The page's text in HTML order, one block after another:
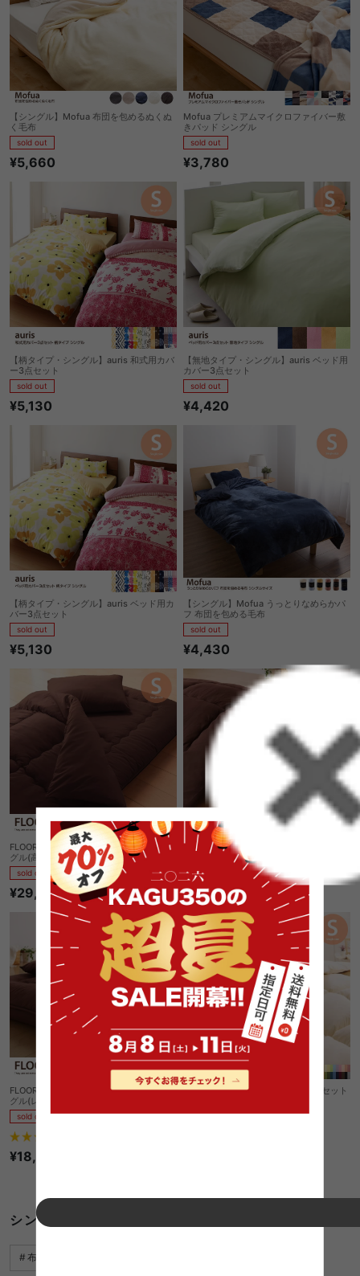
【シングル】Mofua 布団を包めるぬくぬ
く毛布
sold out
¥5,660
Mofua プレミアムマイクロファイバー敷
きパッド シングル
sold out
¥3,780
【柄タイプ・シングル】auris 和式用カバ
ー3点セット
sold out
¥5,130
【無地タイプ・シングル】auris ベッド用
カバー3点セット
sold out
¥4,420
【柄タイプ・シングル】auris ベッド用カ
バー3点セット
sold out
¥5,130
【シングル】Mofua うっとりなめらかパ
フ 布団を包める毛布
sold out
¥4,430
FLOOR ボリューム敷布団6点セット シン
グル(高反発タイプ)
sold out
¥29,030
FLOOR ボリューム敷布団6点セット シン
グル(羊毛混タイプ)
sold out
¥26,080
FLOOR ボリューム敷布団6点セット シン
グル(レギュラータイプ)
sold out
¥18,330
【シングル】お買い得羽根布団8点セット
sold out
シングル 布団 カバーに関するキーワード
布団 グレー